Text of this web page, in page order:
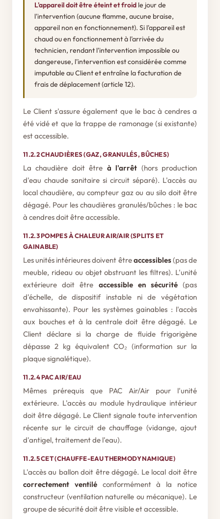
L'appareil doit être éteint et froid le jour de
l'intervention (aucune flamme, aucune braise,
appareil non en fonctionnement). Si l'appareil est
chaud ou en fonctionnement à l'arrivée du
technicien, rendant l'intervention impossible ou
dangereuse, l'intervention est considérée comme
imputable au Client et entraîne la facturation de
frais de déplacement (article 12).
Le Client s'assure également que le bac à cendres a
été vidé et que la trappe de ramonage (si existante)
est accessible.
11.2.2 CHAUDIÈRES (GAZ, GRANULÉS, BÛCHES)
La chaudière doit être à l'arrêt (hors production
d'eau chaude sanitaire si circuit séparé). L'accès au
local chaudière, au compteur gaz ou au silo doit être
dégagé. Pour les chaudières granulés/bûches : le bac
à cendres doit être accessible.
11.2.3 POMPES À CHALEUR AIR/AIR (SPLITS ET
GAINABLE)
Les unités intérieures doivent êtreaccessibles(pas de
meuble, rideau ou objet obstruant les filtres). L'unité
extérieure doit être accessible en sécurité(pas
d'échelle, de dispositif instable ni de végétation
envahissante). Pour les systèmes gainables : l'accès
aux bouches et à la centrale doit être dégagé. Le
Client déclare si la charge de fluide frigorigène
dépasse 2 kg équivalent CO₂ (information sur la
plaque signalétique).
11.2.4 PAC AIR/EAU
Mêmes prérequis que PAC Air/Air pour l'unité
extérieure. L'accès au module hydraulique intérieur
doit être dégagé. Le Client signale toute intervention
récente sur le circuit de chauffage (vidange, ajout
d'antigel, traitement de l'eau).
11.2.5 CET (CHAUFFE-EAU THERMODYNAMIQUE)
L'accès au ballon doit être dégagé. Le local doit être
correctement ventiléconformément à la notice
constructeur (ventilation naturelle ou mécanique). Le
groupe de sécurité doit être visible et accessible.